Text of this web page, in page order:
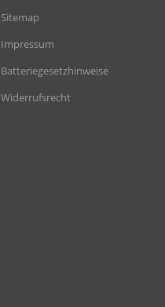
Sitemap
Impressum
Batteriegesetzhinweise
Widerrufsrecht